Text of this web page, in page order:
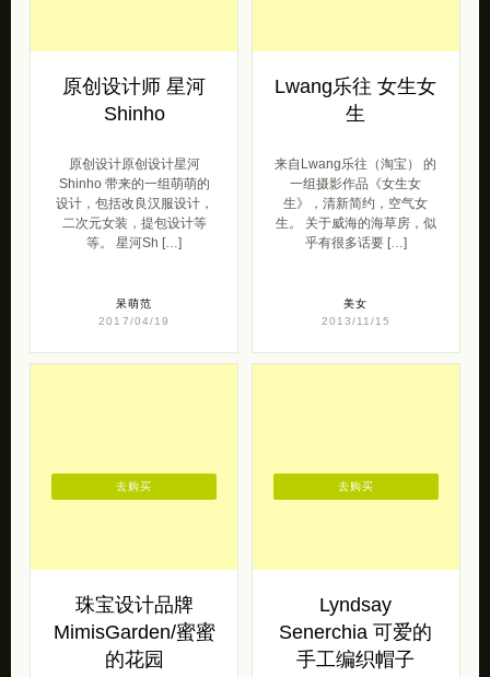
原创设计师 星河
Shinho
原创设计原创设计星河
Shinho 带来的一组萌萌的
设计，包括改良汉服设计，
二次元女装，提包设计等
等。 星河Sh […]
呆萌范
2017/04/19
Lwang乐往 女生女
生
来自Lwang乐往（淘宝） 的
一组摄影作品《女生女
生》，清新简约，空气女
生。 关于威海的海草房，似
乎有很多话要 […]
美女
2013/11/15
珠宝设计品牌
MimisGarden/蜜蜜
的花园
去购买
Lyndsay
Senerchia 可爱的
手工编织帽子
去购买